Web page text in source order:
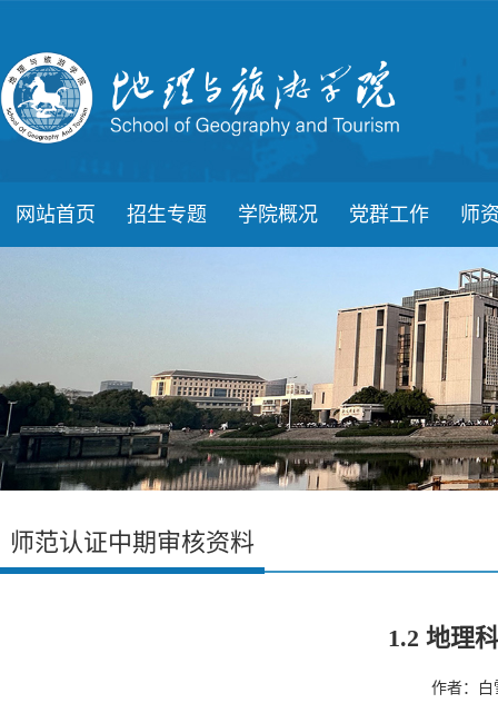
网站首页 招生专题 学院概况 党群工作 师
师范认证中期审核资料
1.2 地理
作者：白